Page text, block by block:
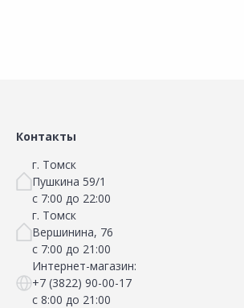
Контакты
г. Томск
Пушкина 59/1
с 7:00 до 22:00
г. Томск
Вершинина, 76
с 7:00 до 21:00
Интернет-магазин:
+7 (3822) 90-00-17
с 8:00 до 21:00